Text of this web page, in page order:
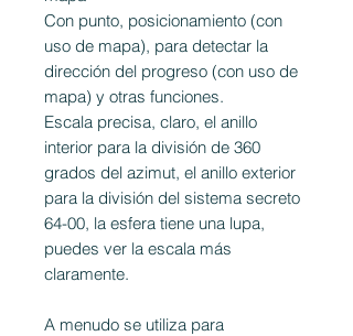
Con punto, posicionamiento (con
uso de mapa), para detectar la
dirección del progreso (con uso de
mapa) y otras funciones.
Escala precisa, claro, el anillo
interior para la división de 360
grados del azimut, el anillo exterior
para la división del sistema secreto
64-00, la esfera tiene una lupa,
puedes ver la escala más
claramente.
A menudo se utiliza para